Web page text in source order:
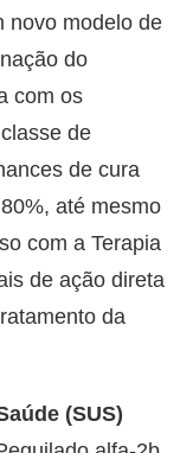
novo modelo de
do
com os
de
de cura
até mesmo
com a Terapia
de ação direta
da
(SUS)